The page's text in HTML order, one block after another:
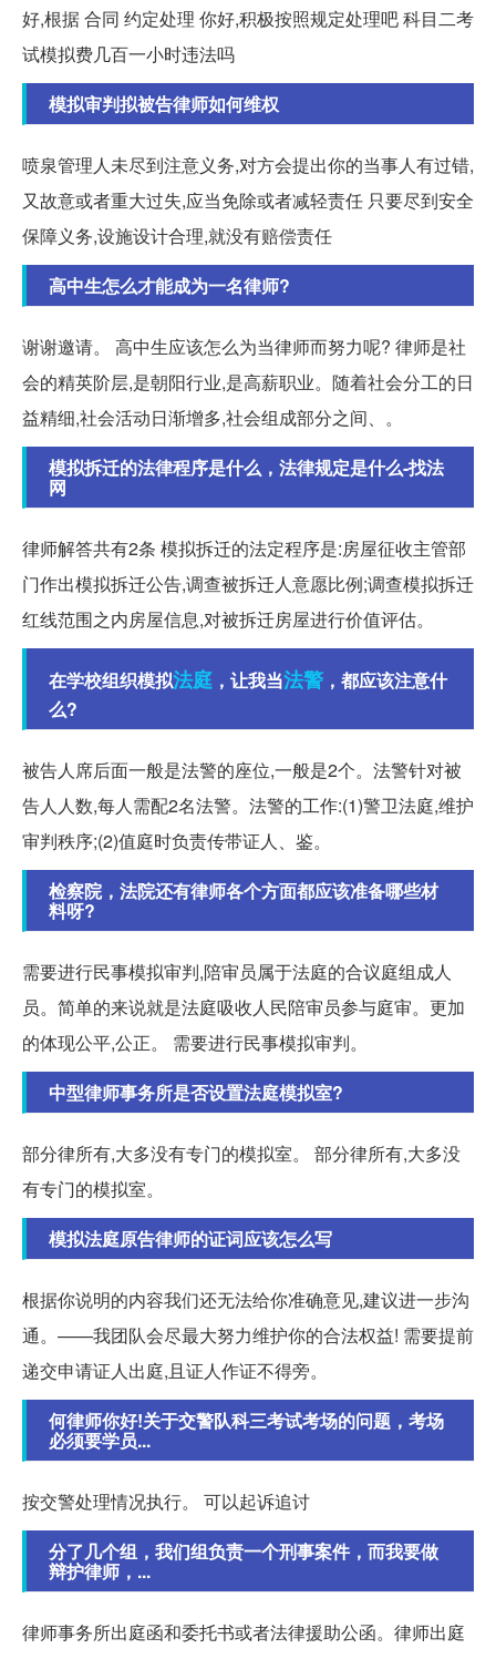
好,根据 合同 约定处理 你好,积极按照规定处理吧 科目二考
试模拟费几百一小时违法吗
模拟审判拟被告律师如何维权
喷泉管理人未尽到注意义务,对方会提出你的当事人有过错,
又故意或者重大过失,应当免除或者减轻责任 只要尽到安全
保障义务,设施设计合理,就没有赔偿责任
高中生怎么才能成为一名律师?
谢谢邀请。 高中生应该怎么为当律师而努力呢? 律师是社
会的精英阶层,是朝阳行业,是高薪职业。随着社会分工的日
益精细,社会活动日渐增多,社会组成部分之间、。
模拟拆迁的法律程序是什么，法律规定是什么-找法
网
律师解答共有2条 模拟拆迁的法定程序是:房屋征收主管部
门作出模拟拆迁公告,调查被拆迁人意愿比例;调查模拟拆迁
红线范围之内房屋信息,对被拆迁房屋进行价值评估。
在学校组织模拟法庭 ，让我当法警 ，都应该注意什
么?
被告人席后面一般是法警的座位,一般是2个。法警针对被
告人人数,每人需配2名法警。法警的工作:(1)警卫法庭,维护
审判秩序;(2)值庭时负责传带证人、鉴。
检察院，法院还有律师各个方面都应该准备哪些材
料呀?
需要进行民事模拟审判,陪审员属于法庭的合议庭组成人
员。简单的来说就是法庭吸收人民陪审员参与庭审。更加
的体现公平,公正。 需要进行民事模拟审判。
中型律师事务所是否设置法庭模拟室?
部分律所有,大多没有专门的模拟室。 部分律所有,大多没
有专门的模拟室。
模拟法庭原告律师的证词应该怎么写
根据你说明的内容我们还无法给你准确意见,建议进一步沟
通。——我团队会尽最大努力维护你的合法权益! 需要提前
递交申请证人出庭,且证人作证不得旁。
何律师你好!关于交警队科三考试考场的问题，考场
必须要学员...
按交警处理情况执行。 可以起诉追讨
分了几个组，我们组负责一个刑事案件，而我要做
辩护律师，...
律师事务所出庭函和委托书或者法律援助公函。律师出庭